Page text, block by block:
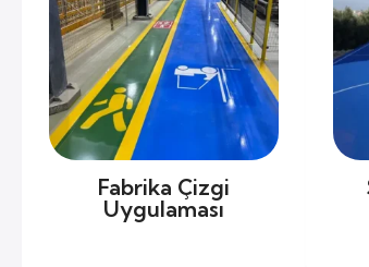
Fabrika Çizgi
Uygulaması